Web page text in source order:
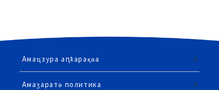
Амаҵзура аԥҟарақәа
Амаӡаратә политика